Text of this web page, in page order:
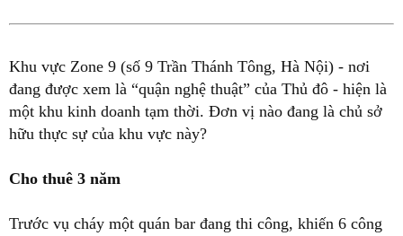
Khu vực Zone 9 (số 9 Trần Thánh Tông, Hà Nội) - nơi
đang được xem là “quận nghệ thuật” của Thủ đô - hiện là
một khu kinh doanh tạm thời. Đơn vị nào đang là chủ sở
hữu thực sự của khu vực này?
Cho thuê 3 năm
Trước vụ cháy một quán bar đang thi công, khiến 6 công